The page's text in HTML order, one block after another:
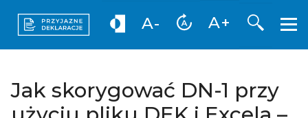
A- A+ Otwórz
Jak skorygować DN-1 przy